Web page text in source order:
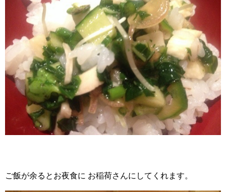
ご飯が余るとお夜食に お稲荷さんにしてくれます。